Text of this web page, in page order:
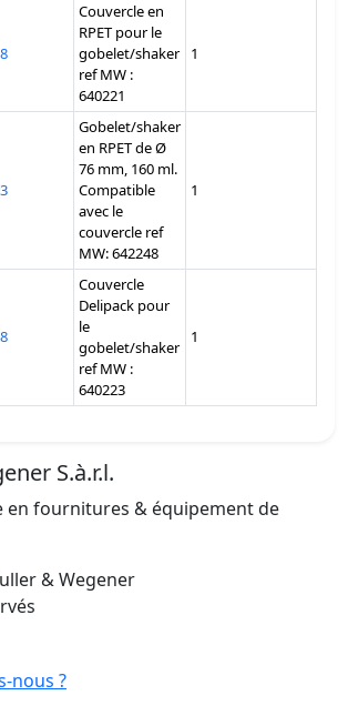
Couvercle en
RPET pour le
gobelet/shaker
ref MW :
640221
1
Gobelet/shaker
en RPET de Ø
76 mm, 160 ml.
Compatible
avec le
couvercle ref
MW: 642248
1
Couvercle
Delipack pour
le
gobelet/shaker
ref MW :
640223
1
S.à.r.l.
en fournitures & équipement de
& Wegener
nous ?